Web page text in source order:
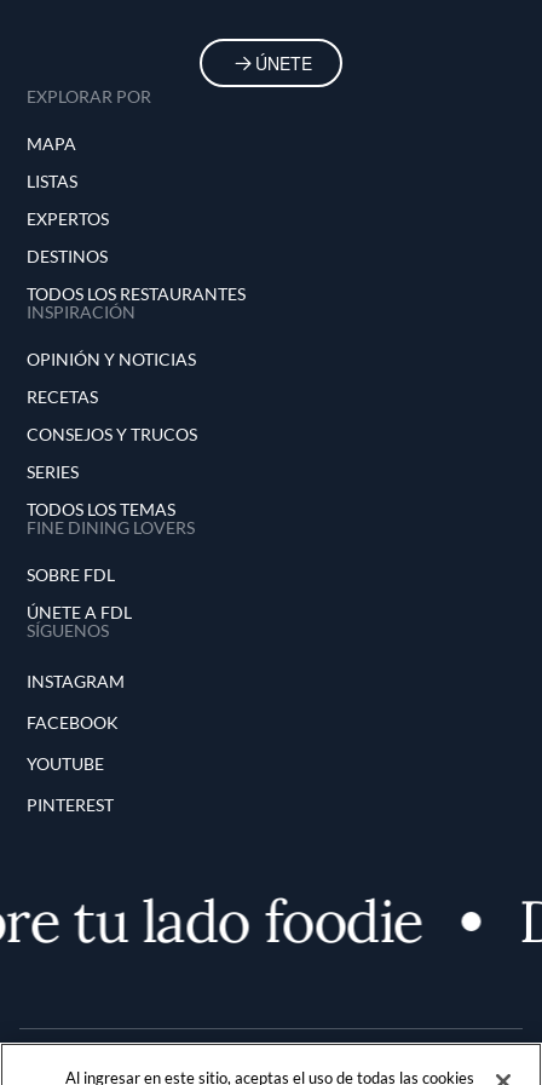
ÚNETE
EXPLORAR POR
MAPA
LISTAS
EXPERTOS
DESTINOS
TODOS LOS RESTAURANTES
INSPIRACIÓN
OPINIÓN Y NOTICIAS
RECETAS
CONSEJOS Y TRUCOS
SERIES
TODOS LOS TEMAS
FINE DINING LOVERS
SOBRE FDL
ÚNETE A FDL
SÍGUENOS
INSTAGRAM
FACEBOOK
YOUTUBE
PINTEREST
tu lado foodie
Al ingresar en este sitio, aceptas el uso de todas las cookies